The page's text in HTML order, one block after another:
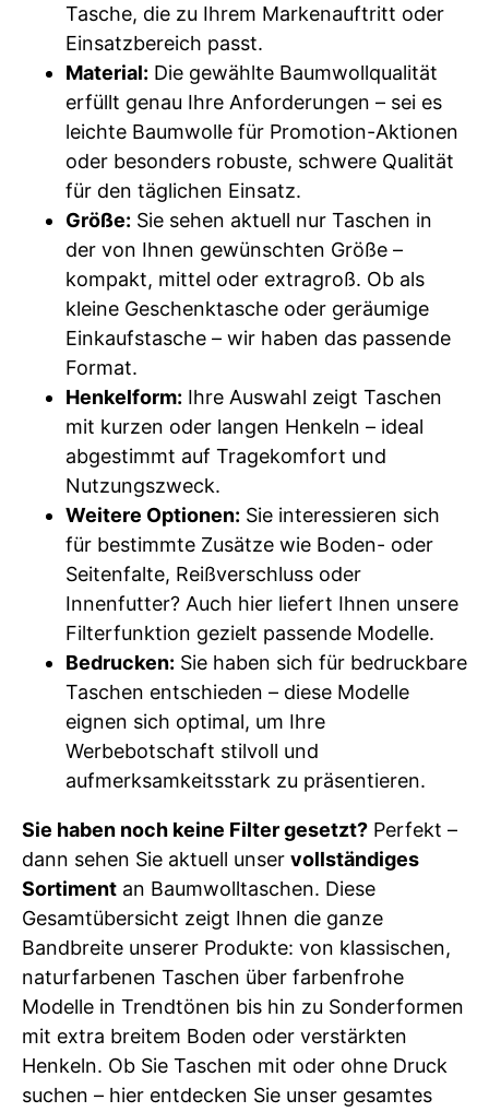
Tasche, die zu Ihrem Markenauftritt oder
Einsatzbereich passt.
Material: Die gewählte Baumwollqualität
erfüllt genau Ihre Anforderungen – sei es
leichte Baumwolle für Promotion-Aktionen
oder besonders robuste, schwere Qualität
für den täglichen Einsatz.
Größe: Sie sehen aktuell nur Taschen in
der von Ihnen gewünschten Größe –
kompakt, mittel oder extragroß. Ob als
kleine Geschenktasche oder geräumige
Einkaufstasche – wir haben das passende
Format.
Henkelform: Ihre Auswahl zeigt Taschen
mit kurzen oder langen Henkeln – ideal
abgestimmt auf Tragekomfort und
Nutzungszweck.
Weitere Optionen: Sie interessieren sich
für bestimmte Zusätze wie Boden- oder
Seitenfalte, Reißverschluss oder
Innenfutter? Auch hier liefert Ihnen unsere
Filterfunktion gezielt passende Modelle.
Bedrucken: Sie haben sich für bedruckbare
Taschen entschieden – diese Modelle
eignen sich optimal, um Ihre
Werbebotschaft stilvoll und
aufmerksamkeitsstark zu präsentieren.
Sie haben noch keine Filter gesetzt? Perfekt –
dann sehen Sie aktuell unser vollständiges
Sortiment an Baumwolltaschen. Diese
Gesamtübersicht zeigt Ihnen die ganze
Bandbreite unserer Produkte: von klassischen,
naturfarbenen Taschen über farbenfrohe
Modelle in Trendtönen bis hin zu Sonderformen
mit extra breitem Boden oder verstärkten
Henkeln. Ob Sie Taschen mit oder ohne Druck
suchen – hier entdecken Sie unser gesamtes